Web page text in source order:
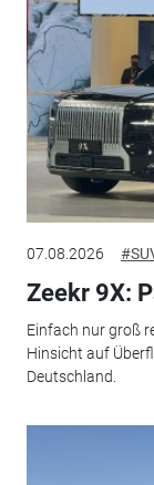
07.08.2026
Zeekr 9X:
Einfach nur groß
Hinsicht auf
Deutschland.